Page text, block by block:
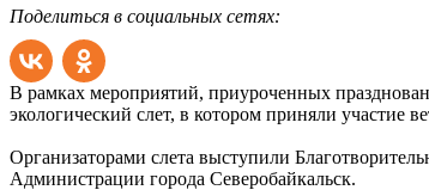
Поделиться в социальных сетях:
В рамках мероприятий, приуроченных
экологический слет, в котором приняли
Организаторами слета выступили
Администрации города Северобайкальск.